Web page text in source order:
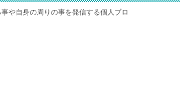
や自身の周りの事を発信する個人ブロ